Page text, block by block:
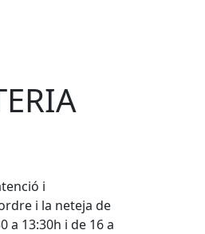
i
i la neteja de
a 13:30h i de 16 a